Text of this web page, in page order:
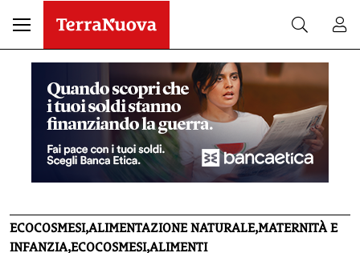
ECOCOSMESI,ALIMENTAZIONE NATURALE,MATERNITÀ E
INFANZIA,ECOCOSMESI,ALIMENTI